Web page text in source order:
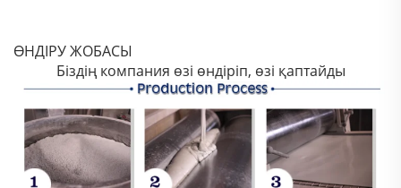
ӨНДІРУ ЖОБАСЫ
Біздің компания өзі өндіріп, өзі қаптайды